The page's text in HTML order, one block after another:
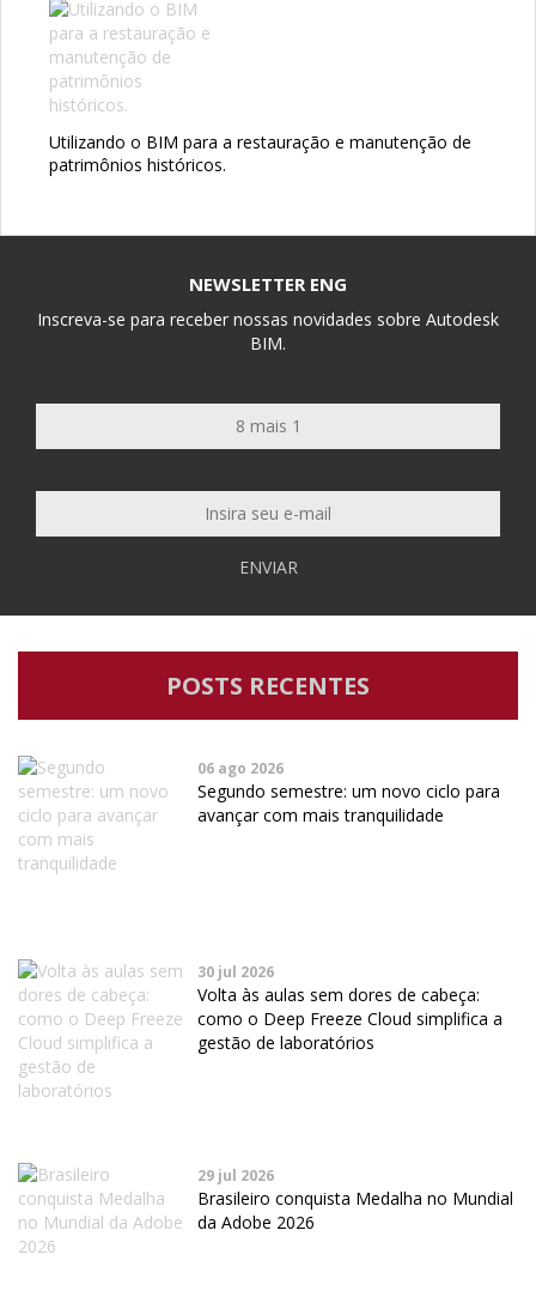
Utilizando o BIM para a restauração e manutenção de
patrimônios históricos.
NEWSLETTER ENG
Inscreva-se para receber nossas novidades sobre Autodesk
BIM.
ENVIAR
POSTS RECENTES
06 ago 2026
Segundo semestre: um novo ciclo para
avançar com mais tranquilidade
30 jul 2026
Volta às aulas sem dores de cabeça:
como o Deep Freeze Cloud simplifica a
gestão de laboratórios
29 jul 2026
Brasileiro conquista Medalha no Mundial
da Adobe 2026